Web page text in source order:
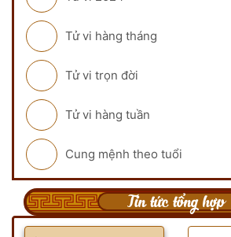
Tử vi hàng tháng
Tử vi trọn đời
Tử vi hàng tuần
Cung mệnh theo tuổi
Tin tức tổng hợp